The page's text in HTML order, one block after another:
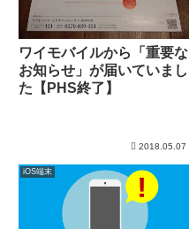
ワイモバイルから「重要な
お知らせ」が届いていまし
た【PHS終了】
2018.05.07
iOS端末